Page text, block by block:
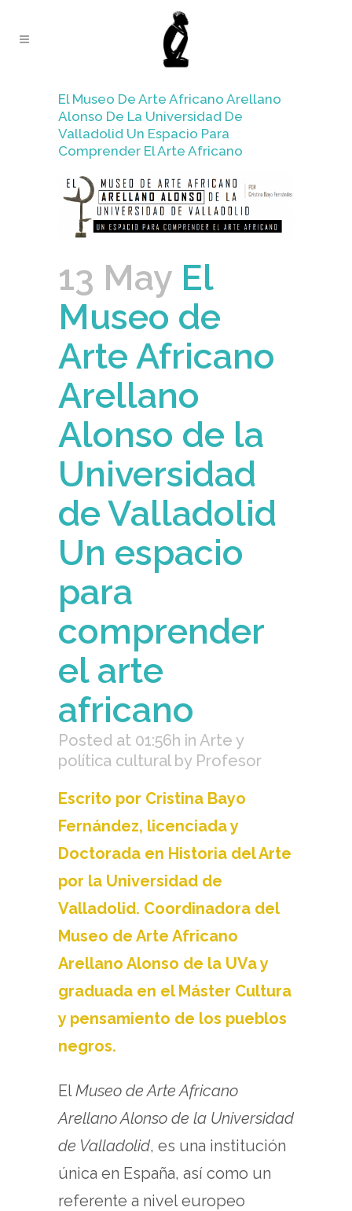
El Museo De Arte Africano Arellano
Alonso De La Universidad De
Valladolid Un Espacio Para
Comprender El Arte Africano
13 May El
Museo de
Arte Africano
Arellano
Alonso de la
Universidad
de Valladolid
Un espacio
para
comprender
el arte
africano
Posted at 01:56h in Arte y
política cultural by Profesor
Escrito por Cristina Bayo
Fernández, licenciada y
Doctorada en Historia del Arte
por la Universidad de
Valladolid. Coordinadora del
Museo de Arte Africano
Arellano Alonso de la UVa y
graduada en el Máster Cultura
y pensamiento de los pueblos
negros.
ElMuseo de Arte Africano
Arellano Alonso de la Universidad
de Valladolid, es una institución
única en España, así como un
referente a nivel europeo